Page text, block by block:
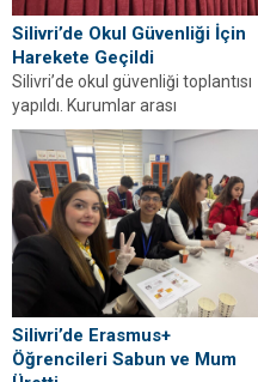
Silivri’de Okul Güvenliği İçin
Harekete Geçildi
Silivri’de okul güvenliği toplantısı
yapıldı. Kurumlar arası
koordinasyonla öğrenci güvenliği
artırılacak.
Silivri’de Erasmus+
Öğrencileri Sabun ve Mum